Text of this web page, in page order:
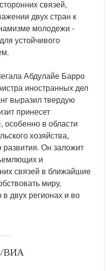
связей,
двух стран к
молодежи -
устойчивого
Абдулайе Барро
иностранных дел
выразил твердую
принесет
особенно в области
хозяйства,
развития. Он заложит
и
связей в ближайшие
миру,
в двух регионах и во
ВИА